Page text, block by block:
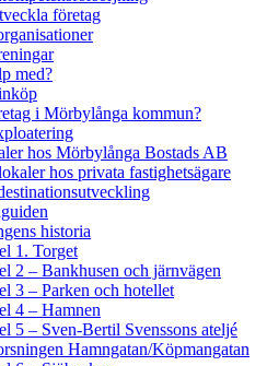
företag
med?
i Mörbylånga kommun?
hos Mörbylånga Bostads AB
hos privata fastighetsägare
historia
1. Torget
2 – Bankhusen och järnvägen
3 – Parken och hotellet
4 – Hamnen
5 – Sven-Bertil Svenssons ateljé
Hamngatan/Köpmangatan